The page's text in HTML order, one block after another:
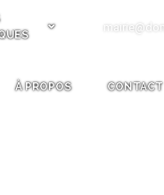
À PROPOS CONTACT